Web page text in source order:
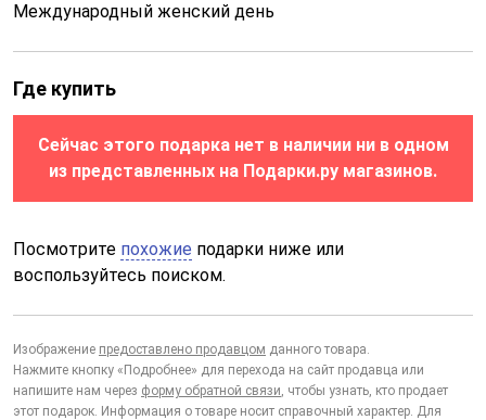
Международный женский день
Где купить
Сейчас этого подарка нет в наличии ни в одном
из представленных на Подарки.ру магазинов.
Посмотрите похожие подарки ниже или
воспользуйтесь поиском.
Изображение предоставлено продавцом данного товара.
Нажмите кнопку «Подробнее» для перехода на сайт продавца или
напишите нам через форму обратной связи, чтобы узнать, кто продает
этот подарок. Информация о товаре носит справочный характер. Для